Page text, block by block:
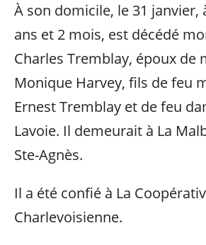
À son domicile, le 31 janvier,
ans et 2 mois, est décédé
Charles Tremblay, époux de
Monique Harvey, fils de feu
Ernest Tremblay et de feu
Lavoie. Il demeurait à La
Ste-Agnès.
Il a été confié à La
Charlevoisienne.